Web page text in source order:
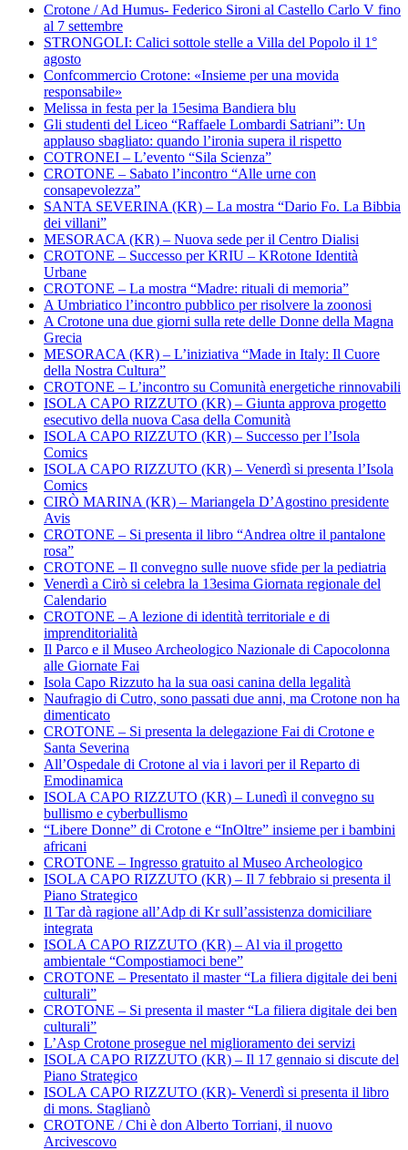
Crotone / Ad Humus- Federico Sironi al Castello Carlo V fino
al 7 settembre
STRONGOLI: Calici sottole stelle a Villa del Popolo il 1°
agosto
Confcommercio Crotone: «Insieme per una movida
responsabile»
Melissa in festa per la 15esima Bandiera blu
Gli studenti del Liceo “Raffaele Lombardi Satriani”: Un
applauso sbagliato: quando l’ironia supera il rispetto
COTRONEI – L’evento “Sila Scienza”
CROTONE – Sabato l’incontro “Alle urne con
consapevolezza”
SANTA SEVERINA (KR) – La mostra “Dario Fo. La Bibbia
dei villani”
MESORACA (KR) – Nuova sede per il Centro Dialisi
CROTONE – Successo per KRIU – KRotone Identità
Urbane
CROTONE – La mostra “Madre: rituali di memoria”
A Umbriatico l’incontro pubblico per risolvere la zoonosi
A Crotone una due giorni sulla rete delle Donne della Magna
Grecia
MESORACA (KR) – L’iniziativa “Made in Italy: Il Cuore
della Nostra Cultura”
CROTONE – L’incontro su Comunità energetiche rinnovabili
ISOLA CAPO RIZZUTO (KR) – Giunta approva progetto
esecutivo della nuova Casa della Comunità
ISOLA CAPO RIZZUTO (KR) – Successo per l’Isola
Comics
ISOLA CAPO RIZZUTO (KR) – Venerdì si presenta l’Isola
Comics
CIRÒ MARINA (KR) – Mariangela D’Agostino presidente
Avis
CROTONE – Si presenta il libro “Andrea oltre il pantalone
rosa”
CROTONE – Il convegno sulle nuove sfide per la pediatria
Venerdì a Cirò si celebra la 13esima Giornata regionale del
Calendario
CROTONE – A lezione di identità territoriale e di
imprenditorialità
Il Parco e il Museo Archeologico Nazionale di Capocolonna
alle Giornate Fai
Isola Capo Rizzuto ha la sua oasi canina della legalità
Naufragio di Cutro, sono passati due anni, ma Crotone non ha
dimenticato
CROTONE – Si presenta la delegazione Fai di Crotone e
Santa Severina
All’Ospedale di Crotone al via i lavori per il Reparto di
Emodinamica
ISOLA CAPO RIZZUTO (KR) – Lunedì il convegno su
bullismo e cyberbullismo
“Libere Donne” di Crotone e “InOltre” insieme per i bambini
africani
CROTONE – Ingresso gratuito al Museo Archeologico
ISOLA CAPO RIZZUTO (KR) – Il 7 febbraio si presenta il
Piano Strategico
Il Tar dà ragione all’Adp di Kr sull’assistenza domiciliare
integrata
ISOLA CAPO RIZZUTO (KR) – Al via il progetto
ambientale “Compostiamoci bene”
CROTONE – Presentato il master “La filiera digitale dei beni
culturali”
CROTONE – Si presenta il master “La filiera digitale dei ben
culturali”
L’Asp Crotone prosegue nel miglioramento dei servizi
ISOLA CAPO RIZZUTO (KR) – Il 17 gennaio si discute del
Piano Strategico
ISOLA CAPO RIZZUTO (KR)- Venerdì si presenta il libro
di mons. Staglianò
CROTONE / Chi è don Alberto Torriani, il nuovo
Arcivescovo